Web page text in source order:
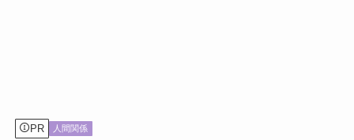
PR 人間関係